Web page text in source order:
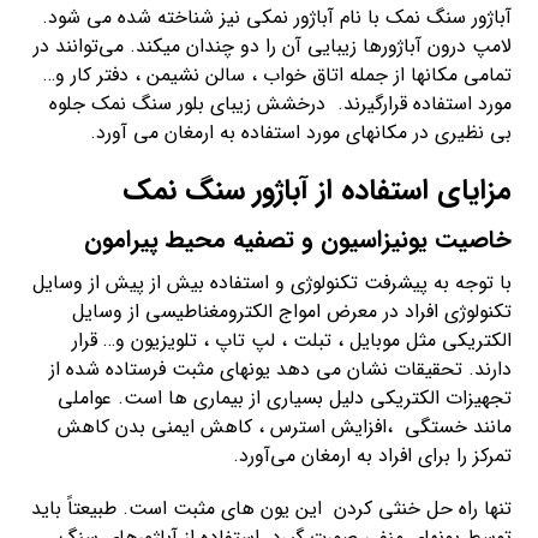
آباژور سنگ نمک با نام آباژور نمکی نیز شناخته شده می شود.
لامپ درون آباژورها زیبایی آن را دو چندان میکند. می‌توانند در
تمامی مکانها از جمله اتاق خواب ، سالن نشیمن ، دفتر کار و…
مورد استفاده قرارگیرند. درخشش زیبای بلور سنگ نمک جلوه
بی نظیری در مکانهای مورد استفاده به ارمغان می آورد.
مزایای استفاده ازآباژور سنگ نمک
خاصیت یونیزاسیون و تصفیه محیط پیرامون
با توجه به پیشرفت تکنولوژی و استفاده بیش از پیش از وسایل
تکنولوژی افراد در معرض امواج الکترومغناطیسی از وسایل
الکتریکی مثل موبایل ، تبلت ، لپ تاپ ، تلویزیون و… قرار
دارند. تحقیقات نشان می دهد یونهای مثبت فرستاده شده از
تجهیزات الکتریکی دلیل بسیاری از بیماری ها است. عواملی
مانند خستگی ،افزایش استرس ، کاهش ایمنی بدن کاهش
تمرکز را برای افراد به ارمغان می‌آورد.
تنها راه حل خنثی کردن این یون های مثبت است. طبیعتاً باید